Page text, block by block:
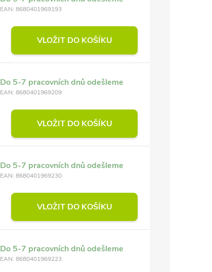
EAN: 8680401969193
VLOŽIT DO KOŠÍKU
Do 5-7 pracovních dnů odešleme
EAN: 8680401969209
VLOŽIT DO KOŠÍKU
Do 5-7 pracovních dnů odešleme
EAN: 8680401969230
VLOŽIT DO KOŠÍKU
Do 5-7 pracovních dnů odešleme
EAN: 8680401969223